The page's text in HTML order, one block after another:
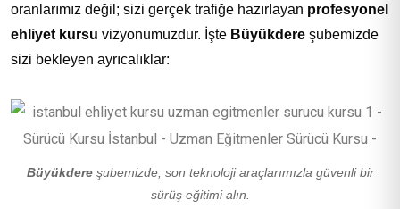
oranlarımız değil; sizi gerçek trafiğe hazırlayan profesyonel
ehliyet kursu vizyonumuzdur. İşte Büyükdere şubemizde
sizi bekleyen ayrıcalıklar:
Büyükdereşubemizde, son teknoloji araçlarımızla güvenli bir
sürüş eğitimi alın.